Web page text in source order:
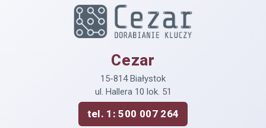
Cezar
15-814 Białystok
ul. Hallera 10 lok. 51
tel. 1: 500 007 264